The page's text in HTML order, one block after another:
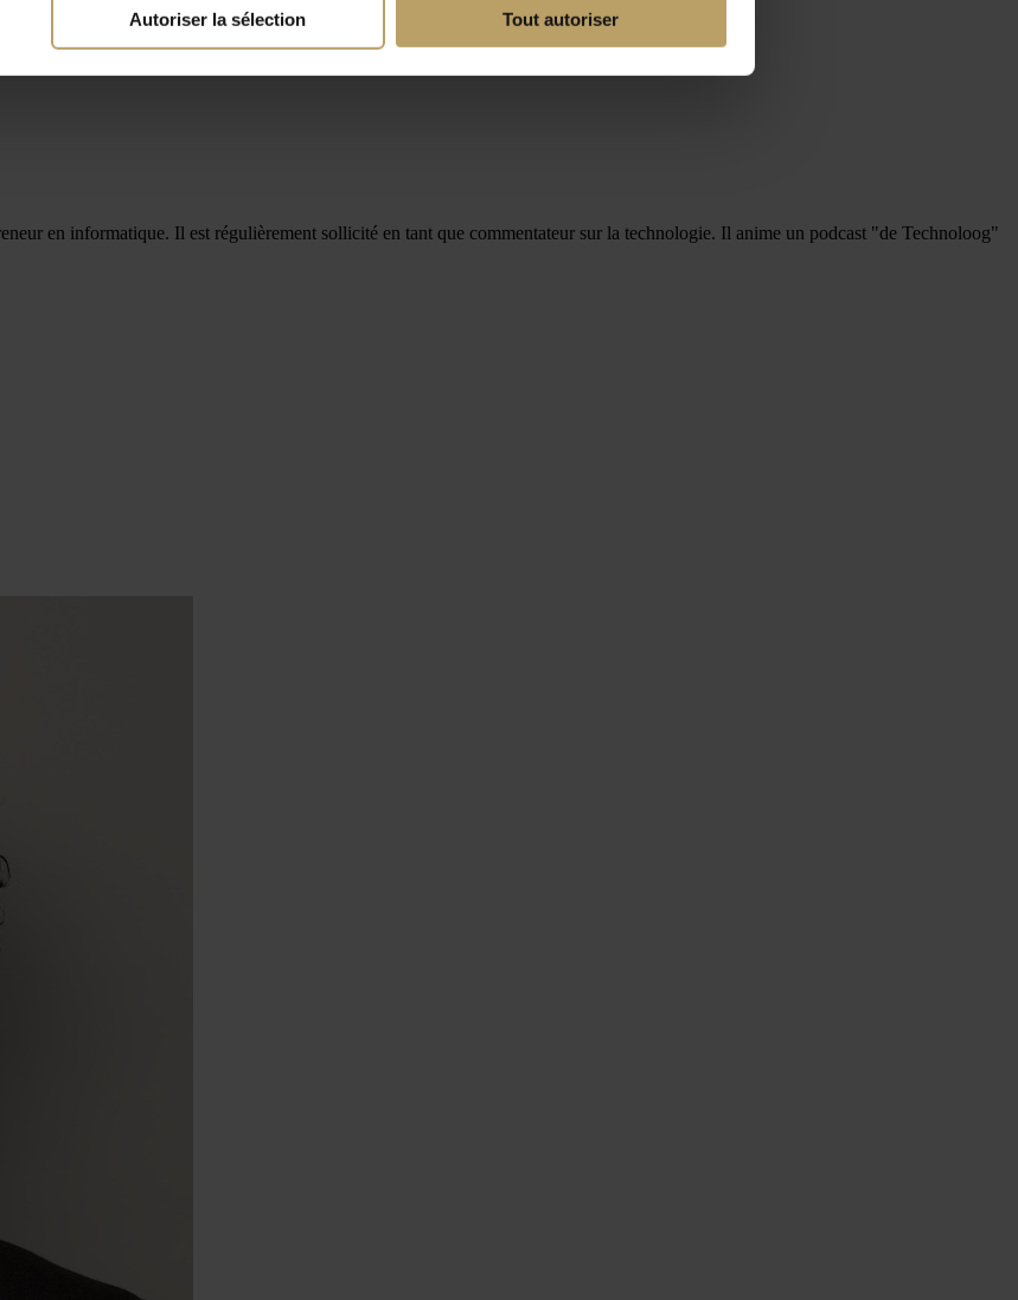
Autoriser la sélection Tout autoriser
en informatique. Il est régulièrement sollicité en tant que commentateur sur la technologie. Il anime un podcast "de Technoloog"